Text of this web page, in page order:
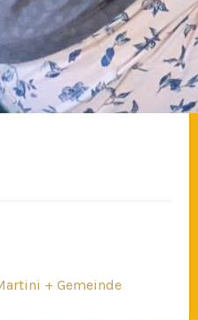
+ Gemeinde